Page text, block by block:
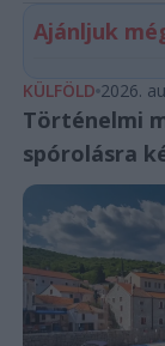
Ajánljuk
KÜLFÖLD 2026.
Történelmi
spórolásra